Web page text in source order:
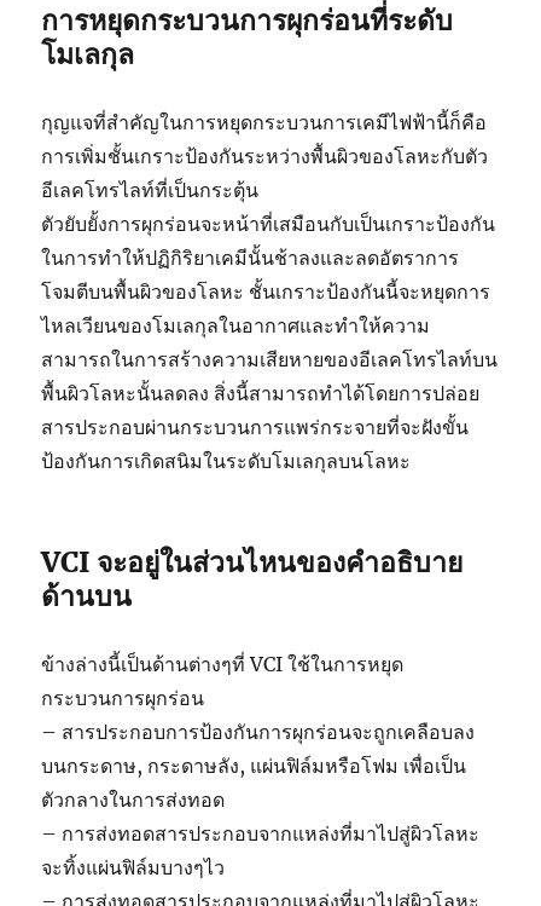
การหยุดกระบวนการผุกร่อนที่ระดับ
โมเลกุล
กุญแจที่สำคัญในการหยุดกระบวนการเคมีไฟฟ้านี้ก็คือ
การเพิ่มชั้นเกราะป้องกันระหว่างพื้นผิวของโลหะกับตัว
อีเลคโทรไลท์ที่เป็นกระตุ้น
ตัวยับยั้งการผุกร่อนจะหน้าที่เสมือนกับเป็นเกราะป้องกัน
ในการทำให้ปฏิกิริยาเคมีนั้นช้าลงและลดอัตราการ
โจมตีบนพื้นผิวของโลหะ ชั้นเกราะป้องกันนี้จะหยุดการ
ไหลเวียนของโมเลกุลในอากาศและทำให้ความ
สามารถในการสร้างความเสียหายของอีเลคโทรไลท์บน
พื้นผิวโลหะนั้นลดลง สิ่งนี้สามารถทำได้โดยการปล่อย
สารประกอบผ่านกระบวนการแพร่กระจายที่จะฝังขั้น
ป้องกันการเกิดสนิมในระดับโมเลกุลบนโลหะ
VCI จะอยู่ในส่วนไหนของคำอธิบาย
ด้านบน
ข้างล่างนี้เป็นด้านต่างๆที่ VCI ใช้ในการหยุด
กระบวนการผุกร่อน
– สารประกอบการป้องกันการผุกร่อนจะถูกเคลือบลง
บนกระดาษ, กระดาษลัง, แผ่นฟิล์มหรือโฟม เพื่อเป็น
ตัวกลางในการส่งทอด
– การส่งทอดสารประกอบจากแหล่งที่มาไปสู่ผิวโลหะ
จะทิ้งแผ่นฟิล์มบางๆไว
– การส่งทอดสารประกอบจากแหล่งที่มาไปสู่ผิวโลหะ